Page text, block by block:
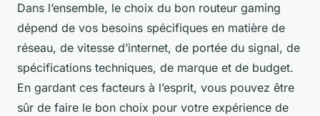
Dans l’ensemble, le choix du bon routeur gaming
dépend de vos besoins spécifiques en matière de
réseau, de vitesse d’internet, de portée du signal, de
spécifications techniques, de marque et de budget.
En gardant ces facteurs à l’esprit, vous pouvez être
sûr de faire le bon choix pour votre expérience de